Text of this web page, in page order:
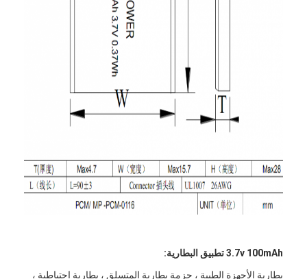
كشف بطاريات قابلة لإعادة الشحن
كشف البطاريات
حزم بطارية أيون الليثيوم
بطارية قابلة لإعادة الشحن مصباح يدوي
بطارية Li Mno2
3.7v 100mAh تطبيق البطارية:
بطارية الأجهزة الطبية ، حزمة بطارية المتسلق ، بطارية احتياطية ،